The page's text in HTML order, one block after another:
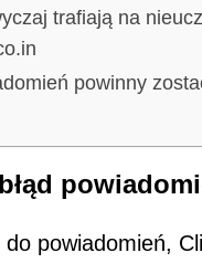
trafiają na
powinny
powiadomień,